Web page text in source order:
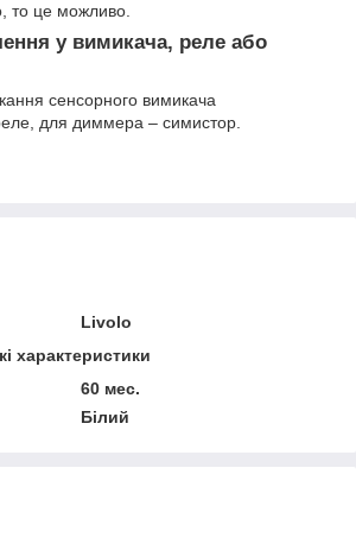
то це можливо.
у вимикача, реле або
сенсорного вимикача
для диммера – симистор.
Livolo
характеристики
60 мес.
Білий